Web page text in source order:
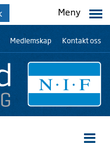
Meny
Medlemskap Kontakt oss